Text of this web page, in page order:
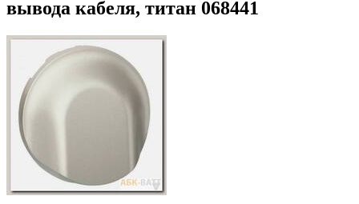
вывода кабеля, титан 068441